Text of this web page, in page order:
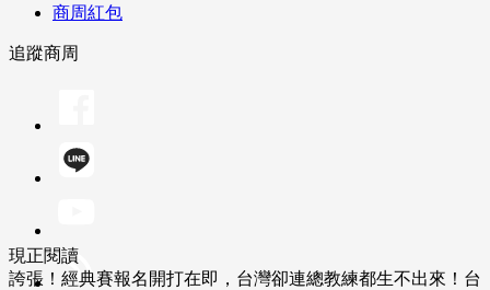
商周紅包
追蹤商周
現正閱讀
誇張！經典賽報名開打在即，台灣卻連總教練都生不出來！台